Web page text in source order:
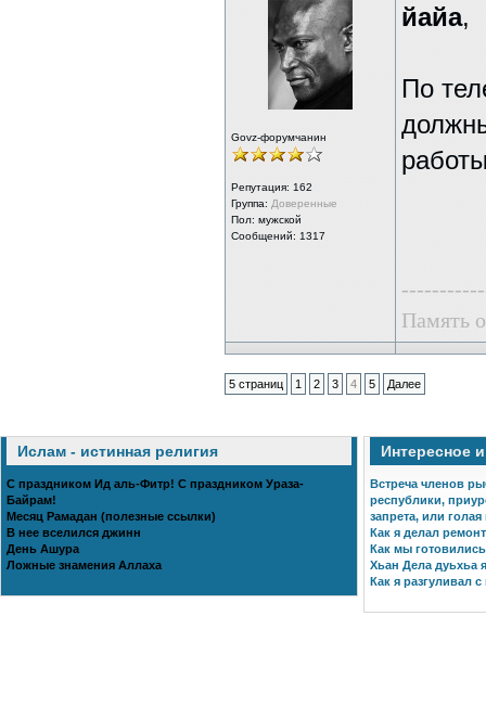
Govz-форумчанин
Репутация: 162
Группа: Доверенные
Пол: мужской
Сообщений: 1317
йайа,
По
Память
5 страниц 1 2 3 4 5 Далее
Ислам - истинная религия
С праздником Ид аль-Фитр! С праздником Ураза-
Байрам!
Месяц Рамадан (полезные ссылки)
В нее вселился джинн
День Ашура
Ложные знамения Аллаха
Интересное
Встреча членов
республики,
запрета, или
Как я делал
Как мы
Хьан Дела дуьхьа
Как я разгуливал